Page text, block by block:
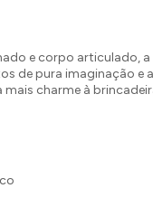
e corpo articulado, a
de pura imaginação e
charme à